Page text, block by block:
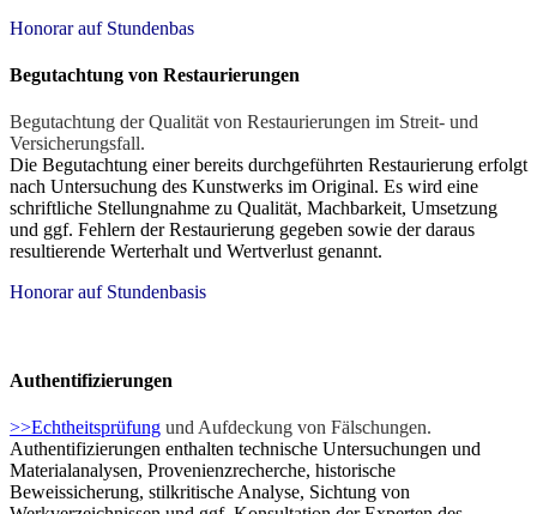
Honorar auf Stundenbas
Begutachtung von Restaurierungen
Begutachtung der Qualität von Restaurierungen im Streit- und
Versicherungsfall.
Die Begutachtung einer bereits durchgeführten Restaurierung erfolgt
nach Untersuchung des Kunstwerks im Original. Es wird eine
schriftliche Stellungnahme zu Qualität, Machbarkeit, Umsetzung
und ggf. Fehlern der Restaurierung gegeben sowie der daraus
resultierende Werterhalt und Wertverlust genannt.
Honorar auf Stundenbasis
Authentifizierungen
>>Echtheitsprüfung und Aufdeckung von Fälschungen.
Authentifizierungen enthalten technische Untersuchungen und
Materialanalysen, Provenienzrecherche, historische
Beweissicherung, stilkritische Analyse, Sichtung von